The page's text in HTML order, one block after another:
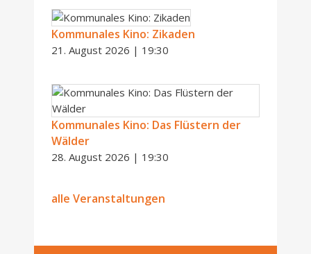
Kommunales Kino: Zikaden
21. August 2026 | 19:30
Kommunales Kino: Das Flüstern der
Wälder
28. August 2026 | 19:30
alle Veranstaltungen